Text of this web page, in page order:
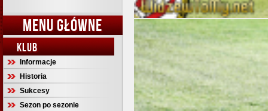
MENU GŁÓWNE
KLUB
Informacje
Historia
Sukcesy
Sezon po sezonie